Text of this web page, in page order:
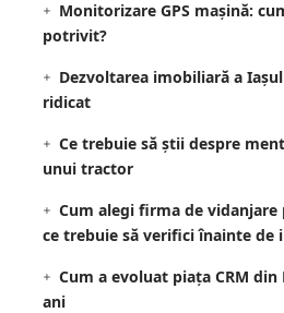
Monitorizare GPS mașină:
potrivit?
Dezvoltarea imobiliară a
ridicat
Ce trebuie să știi despre
unui tractor
Cum alegi firma de
ce trebuie să verifici înainte de
Cum a evoluat piața CRM
ani